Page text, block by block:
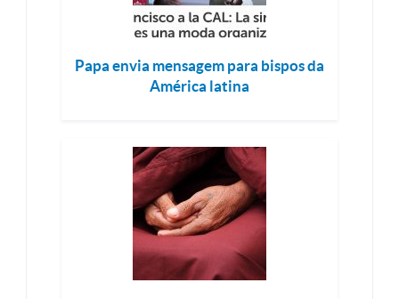
Papa envia mensagem para bispos da
América latina